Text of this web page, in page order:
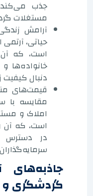
جذب
مستغلات
آرامش
حیاتی، آرتمی
است، که
خانواده‌ها
دنبال
قیمت‌های
مقایسه با
املاک و
است، که آن
در دسترس
گردشگری